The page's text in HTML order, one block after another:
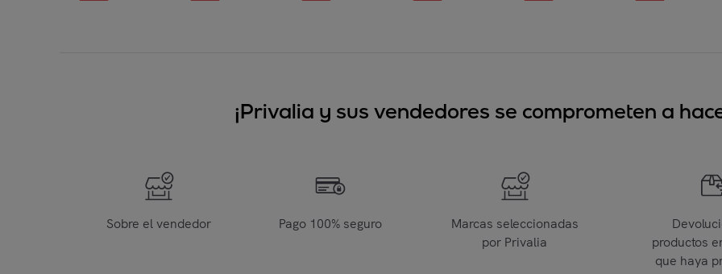
¡Privalia y sus vendedores se comprometen a
Sobre el vendedor Pago 100% seguro
Marcas seleccionadas
por Privalia
productos
que haya